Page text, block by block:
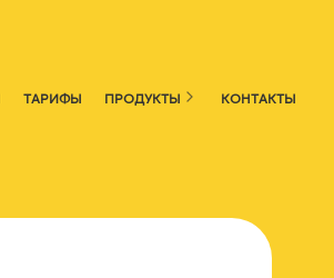
ТАРИФЫ ПРОДУКТЫ КОНТАКТЫ